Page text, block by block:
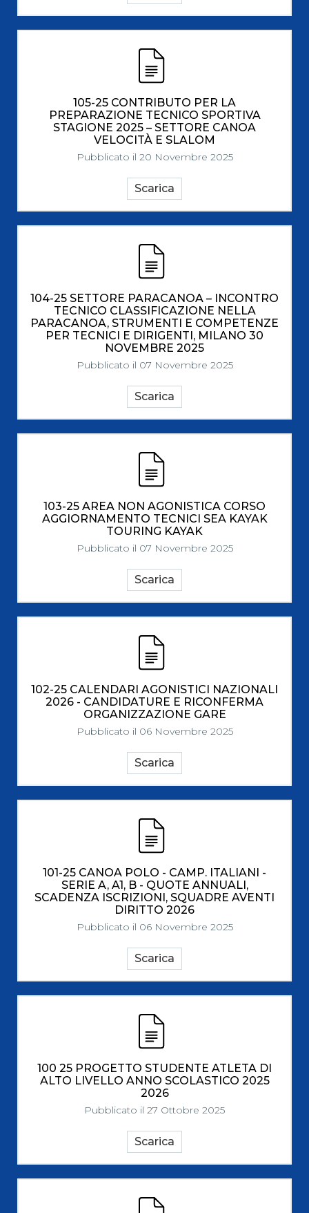
105-25 CONTRIBUTO PER LA
PREPARAZIONE TECNICO SPORTIVA
STAGIONE 2025 – SETTORE CANOA
VELOCITÀ E SLALOM
Pubblicato il 20 Novembre 2025
Scarica
104-25 SETTORE PARACANOA – INCONTRO
TECNICO CLASSIFICAZIONE NELLA
PARACANOA, STRUMENTI E COMPETENZE
PER TECNICI E DIRIGENTI, MILANO 30
NOVEMBRE 2025
Pubblicato il 07 Novembre 2025
Scarica
103-25 AREA NON AGONISTICA CORSO
AGGIORNAMENTO TECNICI SEA KAYAK
TOURING KAYAK
Pubblicato il 07 Novembre 2025
Scarica
102-25 CALENDARI AGONISTICI NAZIONALI
2026 - CANDIDATURE E RICONFERMA
ORGANIZZAZIONE GARE
Pubblicato il 06 Novembre 2025
Scarica
101-25 CANOA POLO - CAMP. ITALIANI -
SERIE A, A1, B - QUOTE ANNUALI,
SCADENZA ISCRIZIONI, SQUADRE AVENTI
DIRITTO 2026
Pubblicato il 06 Novembre 2025
Scarica
100 25 PROGETTO STUDENTE ATLETA DI
ALTO LIVELLO ANNO SCOLASTICO 2025
2026
Pubblicato il 27 Ottobre 2025
Scarica